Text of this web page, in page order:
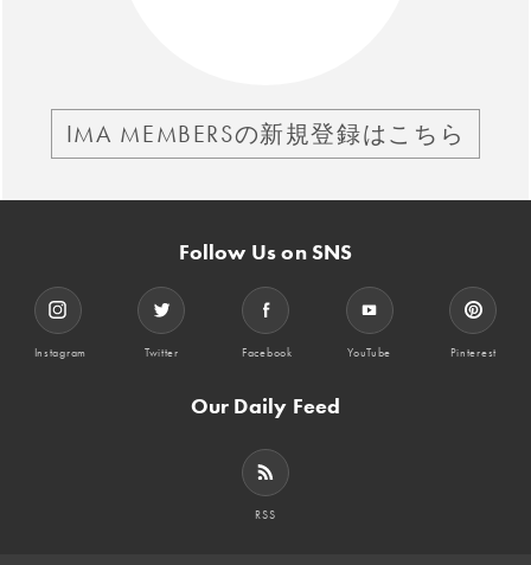
IMA MEMBERSの新規登録はこちら
Follow Us on SNS
Instagram Twitter Facebook YouTube Pinterest
Our Daily Feed
RSS